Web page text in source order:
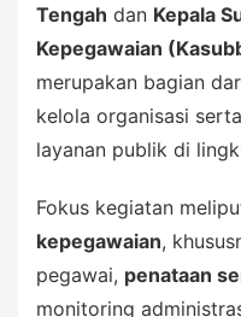
Tengah dan Kepala
Kepegawaian
merupakan bagian
kelola organisasi
layanan publik di
Fokus kegiatan
kepegawaian,
pegawai, penataan
monitoring